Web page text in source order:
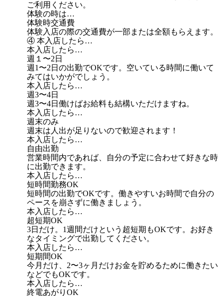
ご利用ください。
体験の時は…
体験時交通費
体験入店の際の交通費が一部または全額もらえます。
④ 本入店したら…
本入店したら…
週１〜2日
週1〜2日の出勤でOKです。空いている時間に働いて
みてはいかがでしょう。
本入店したら…
週3〜4日
週3〜4日働けばお給料も結構いただけますね。
本入店したら…
週末のみ
週末は人出が足りないので歓迎されます！
本入店したら…
自由出勤
営業時間内であれば、自分の予定に合わせて好きな時
に出勤できます。
本入店したら…
短時間勤務OK
短時間の出勤でOKです。働きやすいお時間で自分の
ペースを崩さずに働きましょう。
本入店したら…
超短期OK
3日だけ。1週間だけという超短期もOKです。お好き
なタイミングで出勤してください。
本入店したら…
短期間OK
今月だけ、2〜3ヶ月だけお金を貯めるために働きたい
などでもOKです。
本入店したら…
終電あがりOK